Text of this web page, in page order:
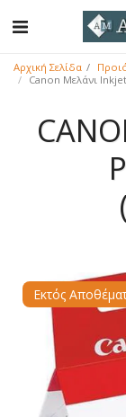
Αρχική Σελίδα
Canon Μελάνι
Εκτός